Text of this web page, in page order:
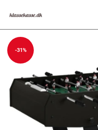
-31%